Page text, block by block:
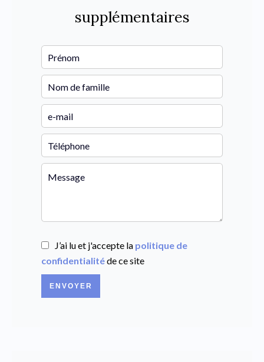
supplémentaires
J’ai lu et j'accepte la politique de
confidentialitéde ce site
ENVOYER